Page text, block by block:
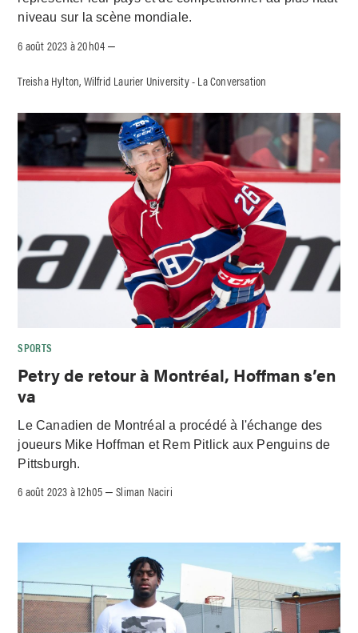
niveau sur la scène mondiale.
6 août 2023 à 20h04 –
Treisha Hylton, Wilfrid Laurier University - La Conversation
SPORTS
Petry de retour à Montréal, Hoffman s’en
va
Le Canadien de Montréal a procédé à l'échange des
joueurs Mike Hoffman et Rem Pitlick aux Penguins de
Pittsburgh.
6 août 2023 à 12h05 –Sliman Naciri